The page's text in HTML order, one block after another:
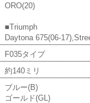
ORO(20)
■Triumph
Daytona 675(06-
F035タイプ
約140ミリ
ブルー(B)
ゴールド(GL)